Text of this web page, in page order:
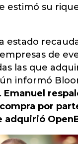
estimó su
estado
de
las que
informó
Emanuel
por
adquirió